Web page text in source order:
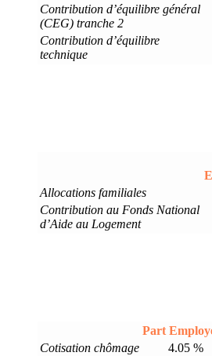
Contribution d’équilibre général
(CEG) tranche 2
Contribution d’équilibre
technique
Allocations familiales
Contribution au Fonds National
d’Aide au Logement
Part
Cotisation chômage
4.05 %